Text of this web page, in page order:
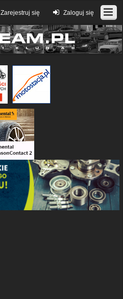
Zaloguj się
Zarejestruj się